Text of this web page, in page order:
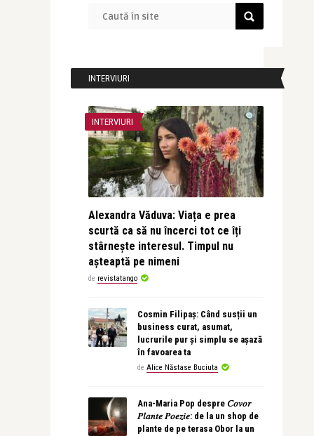
INTERVIURI
INTERVIURI
Alexandra Văduva: Viața e prea
scurtă ca să nu încerci tot ce îți
stârnește interesul. Timpul nu
așteaptă pe nimeni
de revistatango
Cosmin Filipaș: Când susții un
business curat, asumat,
lucrurile pur și simplu se așază
în favoarea ta
de Alice Năstase Buciuta
Ana-Maria Pop despre 𝐶𝑜𝑣𝑜𝑟
𝑃𝑙𝑎𝑛𝑡𝑒 𝑃𝑜𝑒𝑧𝑖𝑒: de la un shop de
plante de pe terasa Obor la un